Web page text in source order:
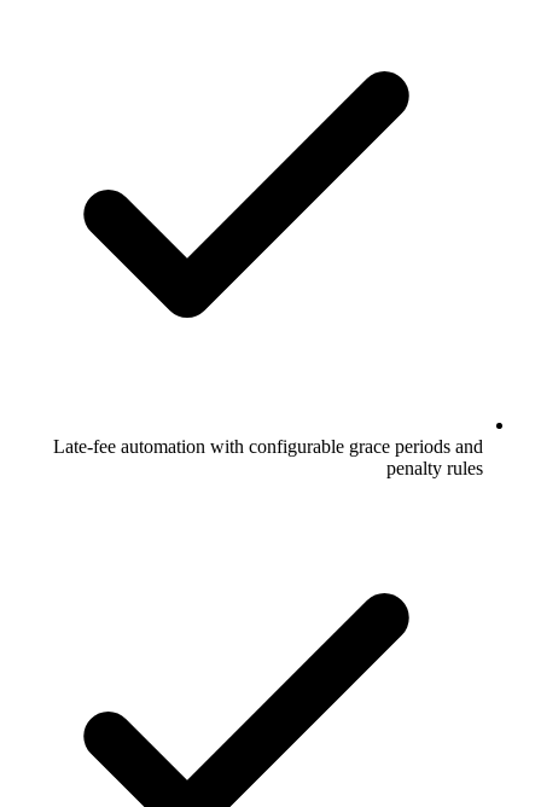
Late-fee automation with configurable grace periods and
penalty rules